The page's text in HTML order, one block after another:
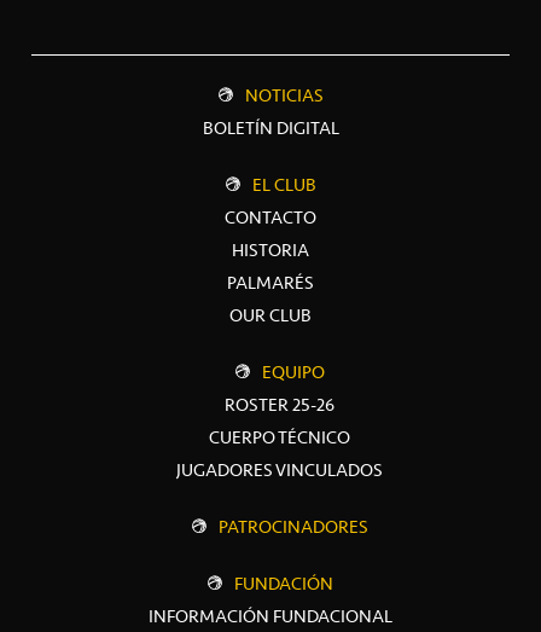
NOTICIAS
BOLETÍN DIGITAL
EL CLUB
CONTACTO
HISTORIA
PALMARÉS
OUR CLUB
EQUIPO
ROSTER 25-26
CUERPO TÉCNICO
JUGADORES VINCULADOS
PATROCINADORES
FUNDACIÓN
INFORMACIÓN FUNDACIONAL